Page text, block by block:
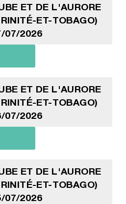
ET DE L'AURORE
ET-TOBAGO)
07/2026
ET DE L'AURORE
ET-TOBAGO)
07/2026
ET DE L'AURORE
ET-TOBAGO)
07/2026